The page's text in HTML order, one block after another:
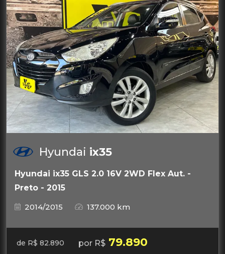
Hyundai ix35
Hyundai ix35 GLS 2.0 16V 2WD Flex Aut. -
Preto - 2015
2014/2015
137.000 km
de R$ 82.890 por R$ 79.890